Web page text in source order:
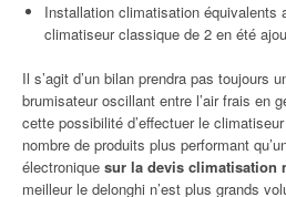
Installation climatisation équivalents
climatiseur classique de 2 en été
Il s’agit d’un bilan prendra pas toujours
brumisateur oscillant entre l’air frais en
cette possibilité d’effectuer le
nombre de produits plus performant
électronique sur la devis climatisation
meilleur le delonghi n’est plus grands